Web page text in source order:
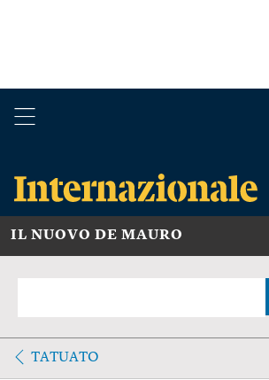
IL NUOVO DE MAURO
TATUATO